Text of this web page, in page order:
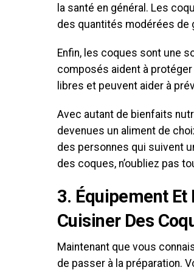
la santé en général. Les
des quantités modérées de
Enfin, les coques sont une
composés aident à
libres et peuvent aider à
Avec autant de bienfaits
devenues un aliment de
des personnes qui suivent
des coques, n’oubliez pas
3. Équipement
Cuisiner Des
Maintenant que vous
de passer à la préparation.